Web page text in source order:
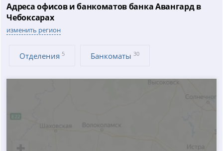
Адреса офисов и банкоматов банка Авангард в
Чебоксарах
изменить регион
Отделения 5 Банкоматы30